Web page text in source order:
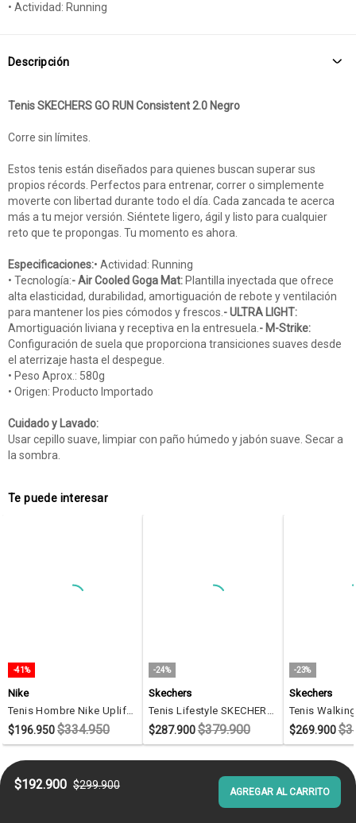
• Actividad: Running
Descripción
Tenis SKECHERS GO RUN Consistent 2.0 Negro
Corre sin límites.
Estos tenis están diseñados para quienes buscan superar sus
propios récords. Perfectos para entrenar, correr o simplemente
moverte con libertad durante todo el día. Cada zancada te acerca
más a tu mejor versión. Siéntete ligero, ágil y listo para cualquier
reto que te propongas. Tu momento es ahora.
Especificaciones:• Actividad: Running
• Tecnología:- Air Cooled Goga Mat: Plantilla inyectada que ofrece
alta elasticidad, durabilidad, amortiguación de rebote y ventilación
para mantener los pies cómodos y frescos.- ULTRA LIGHT:
Amortiguación liviana y receptiva en la entresuela.- M-Strike:
Configuración de suela que proporciona transiciones suaves desde
el aterrizaje hasta el despegue.
• Peso Aprox.: 580g
• Origen: Producto Importado
Cuidado y Lavado:
Usar cepillo suave, limpiar con paño húmedo y jabón suave. Secar a
la sombra.
Te puede interesar
-41%
Nike
Tenis Hombre Nike Uplift SC Negro
$196.950$334.950
-24%
Skechers
Tenis Lifestyle SKECHERS BobsSport Squad Chaos 4 Negro
$287.900$379.900
-23%
Skechers
$269.900
$192.900 $299.900
AGREGAR AL CARRITO